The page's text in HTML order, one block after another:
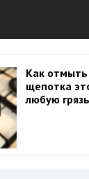
Как отмыть
щепотка
любую грязь